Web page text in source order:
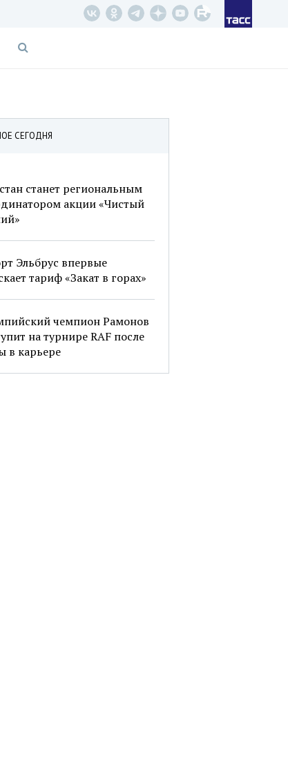
СЕГОДНЯ
станет региональным
акции «Чистый
Эльбрус впервые
тариф «Закат в горах»
чемпион Рамонов
на турнире RAF после
в карьере